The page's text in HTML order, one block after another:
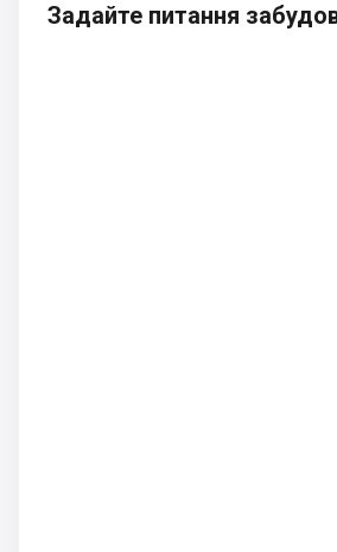
Задайте питання